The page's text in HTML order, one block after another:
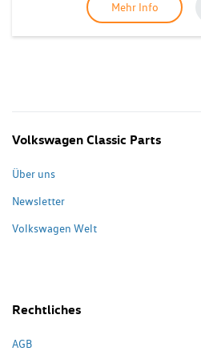
Mehr Info
Volkswagen Classic Parts
Über uns
Newsletter
Volkswagen Welt
Rechtliches
AGB